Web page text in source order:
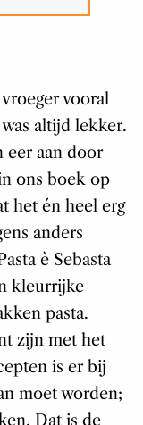
vooral
altijd lekker.
eer aan door
ons boek op
het én heel erg
anders
è Sebasta
kleurrijke
pasta.
zijn met het
is er bij
moet worden;